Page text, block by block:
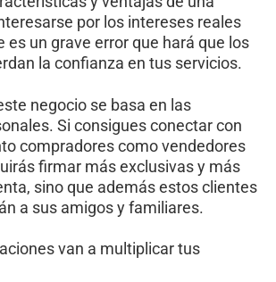
por los intereses reales
es un grave error que hará que los
la confianza en tus servicios.
negocio se basa en las
Si consigues conectar con
compradores como vendedores
firmar más exclusivas y más
sino que además estos clientes
a sus amigos y familiares.
van a multiplicar tus